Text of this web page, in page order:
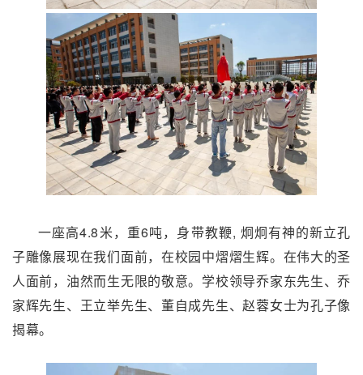
一座高4.8米，重6吨，身带教鞭, 炯炯有神的新立孔
子雕像展现在我们面前，在校园中熠熠生辉。在伟大的圣
人面前，油然而生无限的敬意。学校领导乔家东先生、乔
家辉先生、王立举先生、董自成先生、赵蓉女士为孔子像
揭幕。